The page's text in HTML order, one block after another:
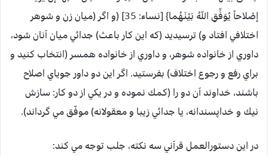
إصْلاحاً يُوَفِّقِ اللّهُ بَيْنَهُما} [نساء: 35] (و اگر (ميان زن و شوهر
اختلافي افتاد و) ترسيديد (كه اين كار باعث) جدائي ميان آنان شود،
داوري از خانواده شوهر، و داوري از خانواده همسر (انتخاب كنيد و
براي رفع و رجوع اختلاف) بفرستيد. اگر اين دو داور جوياي اصلاح
باشند، خداوند آن دو را (كمك نموده و در يكي از دو كار: سازش
نيك و خداپسندانه، يا جدائي زيبا و معقولانه) موفّق مي گرداند).
در اين دستورالعمل قرآني سه نكته، جلب توجه مي كند: